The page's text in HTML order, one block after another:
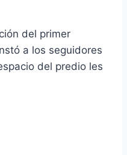
del primer
a los seguidores
del predio les